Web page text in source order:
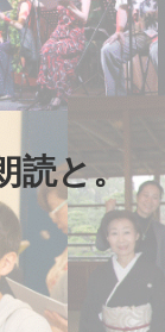
読と。